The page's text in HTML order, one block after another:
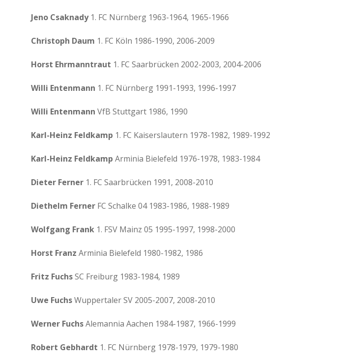
Jeno Csaknady1. FC Nürnberg 1963-1964, 1965-1966
Christoph Daum 1. FC Köln 1986-1990, 2006-2009
Horst Ehrmanntraut 1. FC Saarbrücken 2002-2003, 2004-2006
Willi Entenmann 1. FC Nürnberg 1991-1993, 1996-1997
Willi Entenmann VfB Stuttgart 1986, 1990
Karl-Heinz Feldkamp 1. FC Kaiserslautern 1978-1982, 1989-1992
Karl-Heinz Feldkamp Arminia Bielefeld 1976-1978, 1983-1984
Dieter Ferner 1. FC Saarbrücken 1991, 2008-2010
Diethelm Ferner FC Schalke 04 1983-1986, 1988-1989
Wolfgang Frank 1. FSV Mainz 05 1995-1997, 1998-2000
Horst Franz Arminia Bielefeld 1980-1982, 1986
Fritz FuchsSC Freiburg 1983-1984, 1989
Uwe FuchsWuppertaler SV 2005-2007, 2008-2010
Werner FuchsAlemannia Aachen 1984-1987, 1966-1999
Robert Gebhardt 1. FC Nürnberg 1978-1979, 1979-1980